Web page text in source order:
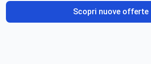
Scopri nuove offerte